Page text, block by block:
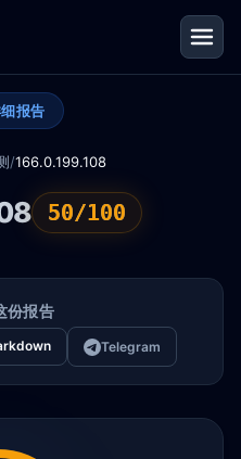
报告
/166.0.199.108
50/100
份报告
Telegram